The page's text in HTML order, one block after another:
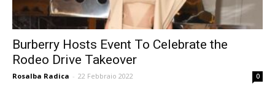
Burberry Hosts Event To Celebrate the
Rodeo Drive Takeover
Rosalba Radica - 22 Febbraio 2022 0